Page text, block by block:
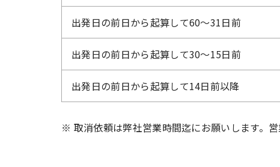
出発日の前日から起算して60～31日前
出発日の前日から起算して30～15日前
出発日の前日から起算して14日前以降
※ 取消依頼は弊社営業時間迄にお願いします。